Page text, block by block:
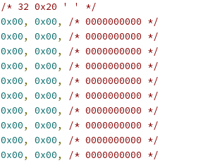
/* 32 0x20 ' ' */
0x00, 0x00,
/* 0000000000 */
0x00, 0x00,
/* 0000000000 */
0x00, 0x00,
/* 0000000000 */
0x00, 0x00,
/* 0000000000 */
0x00, 0x00,
/* 0000000000 */
0x00, 0x00,
/* 0000000000 */
0x00, 0x00,
/* 0000000000 */
0x00, 0x00,
/* 0000000000 */
0x00, 0x00,
/* 0000000000 */
0x00, 0x00,
/* 0000000000 */